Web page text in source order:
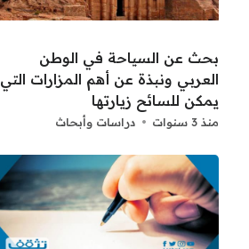
بحث عن السياحة في الوطن
العربي ونبذة عن أهم المزارات التي
يمكن للسائح زيارتها
منذ 3 سنوات دراسات وأبحاث